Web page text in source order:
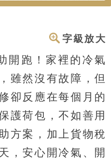
字級放大
開跑！家裡的冷氣
雖然沒有故障，但
卻反應在每個月的
護荷包，不如善用
方案，加上貨物稅
，安心開冷氣、開